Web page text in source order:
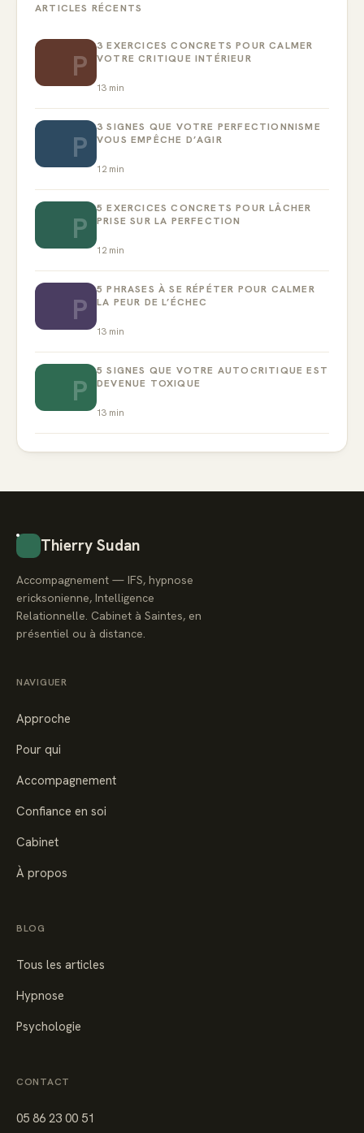
ARTICLES RÉCENTS
P
3 EXERCICES CONCRETS POUR CALMER
VOTRE CRITIQUE INTÉRIEUR
13 min
P
3 SIGNES QUE VOTRE PERFECTIONNISME
VOUS EMPÊCHE D’AGIR
12 min
P
5 EXERCICES CONCRETS POUR LÂCHER
PRISE SUR LA PERFECTION
12 min
P
5 PHRASES À SE RÉPÉTER POUR CALMER
LA PEUR DE L’ÉCHEC
13 min
P
5 SIGNES QUE VOTRE AUTOCRITIQUE EST
DEVENUE TOXIQUE
13 min
Thierry Sudan
Accompagnement — IFS, hypnose
ericksonienne, Intelligence
Relationnelle. Cabinet à Saintes, en
présentiel ou à distance.
NAVIGUER
Approche
Pour qui
Accompagnement
Confiance en soi
Cabinet
À propos
BLOG
Tous les articles
Hypnose
Psychologie
CONTACT
05 86 23 00 51